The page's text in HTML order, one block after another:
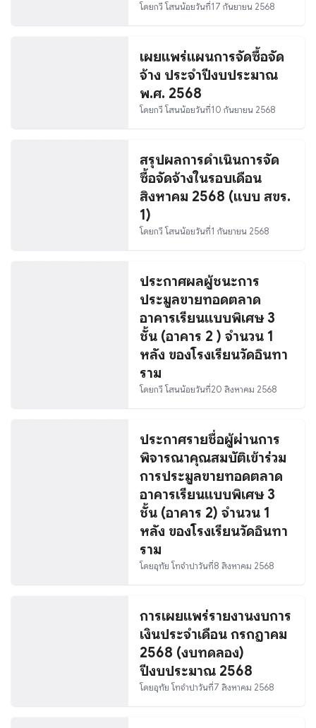
โดยกวี โสนน้อยวันที่17 กันยายน 2568
เผยแพร่แผนการจัดซื้อจัด
จ้าง ประจำปีงบประมาณ
พ.ศ. 2568
โดยกวี โสนน้อยวันที่10 กันยายน 2568
สรุปผลการดำเนินการจัด
ซื้อจัดจ้างในรอบเดือน
สิงหาคม 2568 (แบบ สขร.
1)
โดยกวี โสนน้อยวันที่1 กันยายน 2568
ประกาศผลผู้ชนะการ
ประมูลขายทอดตลาด
อาคารเรียนแบบพิเศษ 3
ชั้น (อาคาร 2 ) จำนวน 1
หลัง ของโรงเรียนวัดอินทา
ราม
โดยกวี โสนน้อยวันที่20 สิงหาคม 2568
ประกาศรายชื่อผู้ผ่านการ
พิจารณาคุณสมบัติเข้าร่วม
การประมูลขายทอดตลาด
อาคารเรียนแบบพิเศษ 3
ชั้น (อาคาร 2) จำนวน 1
หลัง ของโรงเรียนวัดอินทา
ราม
โดยอุทัย โทจำปาวันที่8 สิงหาคม 2568
การเผยแพร่รายงานงบการ
เงินประจำเดือน กรกฎาคม
2568 (งบทดลอง)
ปีงบประมาณ 2568
โดยอุทัย โทจำปาวันที่7 สิงหาคม 2568